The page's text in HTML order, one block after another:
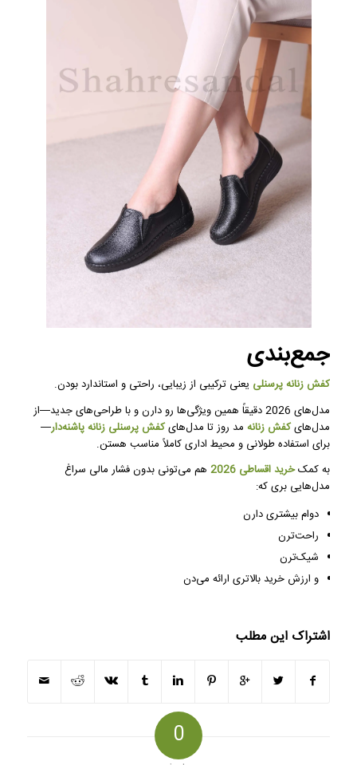
جمع‌بندی
کفش زنانه پرسنلی یعنی ترکیبی از زیبایی، راحتی و استاندارد بودن.
مدل‌های 2026 دقیقاً همین ویژگی‌ها رو دارن و با طراحی‌های جدید—از
مدل‌هایکفش زنانه مد روز تا مدل‌هایکفش پرسنلی زنانه پاشنه‌دار—
برای استفاده طولانی و محیط اداری کاملاً مناسب هستن.
به کمکخرید اقساطی 2026
هم می‌تونی بدون فشار مالی سراغ
مدل‌هایی بری که:
دوام بیشتری دارن
راحت‌ترن
شیک‌ترن
و ارزش خرید بالاتری ارائه می‌دن
اشتراک این مطلب
0